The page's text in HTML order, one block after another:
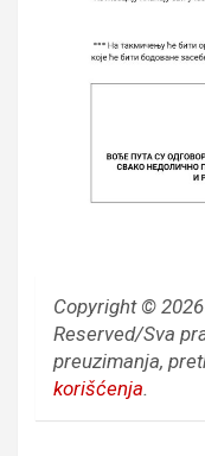
Copyright ©
Reserved/Sva
preuzimanja,
korišćenja.